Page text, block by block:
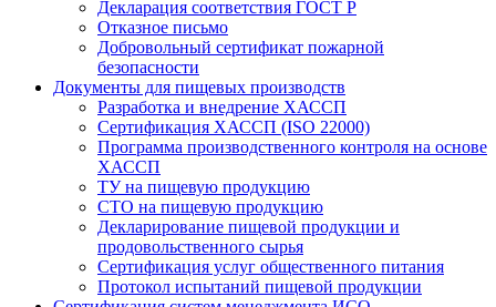
Декларация соответствия ГОСТ Р
Отказное письмо
Добровольный сертификат пожарной
безопасности
Документы для пищевых производств
Разработка и внедрение ХАССП
Сертификация ХАССП (ISO 22000)
Программа производственного контроля на основе
ХАССП
ТУ на пищевую продукцию
СТО на пищевую продукцию
Декларирование пищевой продукции и
продовольственного сырья
Сертификация услуг общественного питания
Протокол испытаний пищевой продукции